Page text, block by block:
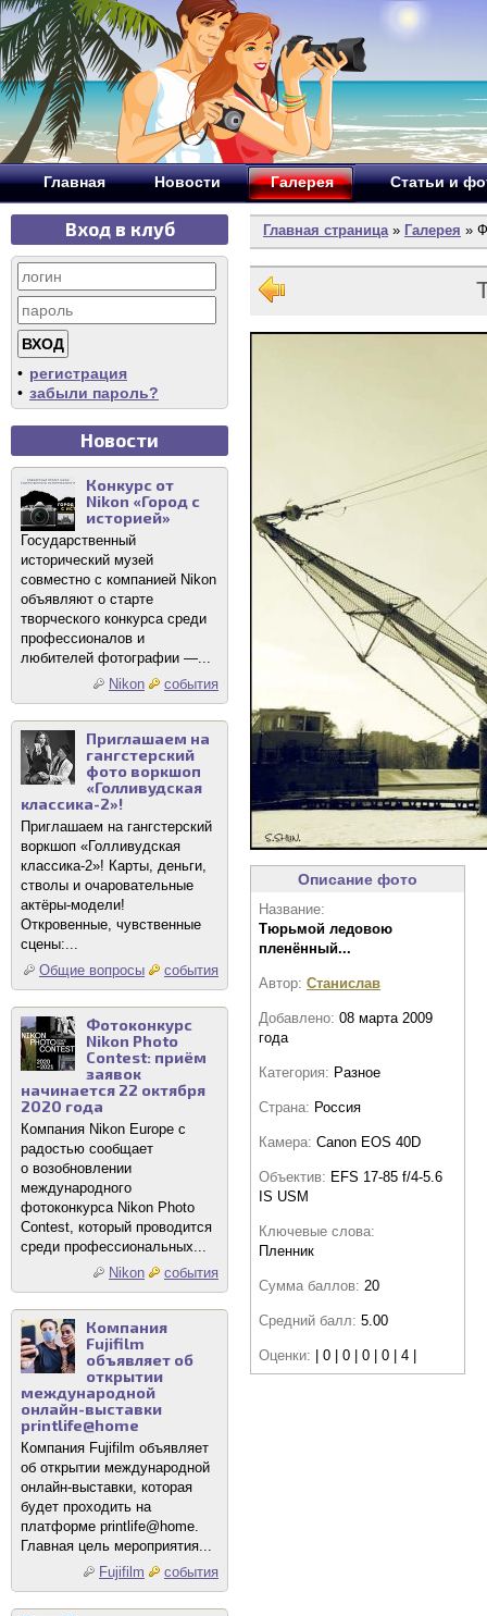
Главная Новости Галерея Статьи и
Вход в клуб
• регистрация
• забыли пароль?
Новости
Конкурс от
Nikon «Город с
историей»
Государственный
исторический музей
совместно с компанией Nikon
объявляют о старте
творческого конкурса среди
профессионалов и
любителей фотографии —...
Nikon
события
Приглашаем на
гангстерский
фото воркшоп
«Голливудская
классика-2»!
Приглашаем на гангстерский
воркшоп «Голливудская
классика-2»! Карты, деньги,
стволы и очаровательные
актёры-модели!
Откровенные, чувственные
сцены:...
Общие вопросы
события
Фотоконкурс
Nikon Photo
Contest: приём
заявок
начинается 22 октября
2020 года
Компания Nikon Europe с
радостью сообщает
о возобновлении
международного
фотоконкурса Nikon Photo
Contest, который проводится
среди профессиональных...
Nikon
события
Компания
Fujifilm
объявляет об
открытии
международной
онлайн-выставки
printlife@home
Компания Fujifilm объявляет
об открытии международной
онлайн-выставки, которая
будет проходить на
платформе printlife@home.
Главная цель мероприятия...
Fujifilm
события
Главная страница» Галерея »
Описание фото
Название:
Тюрьмой ледовою
пленённый...
Автор: Станислав
Добавлено: 08 марта 2009
года
Категория: Разное
Страна: Россия
Камера: Canon EOS 40D
Объектив: EFS 17-85 f/4-5.6
IS USM
Ключевые слова:
Пленник
Сумма баллов: 20
Средний балл: 5.00
Оценки: | 0 | 0 | 0 | 0 | 4 |